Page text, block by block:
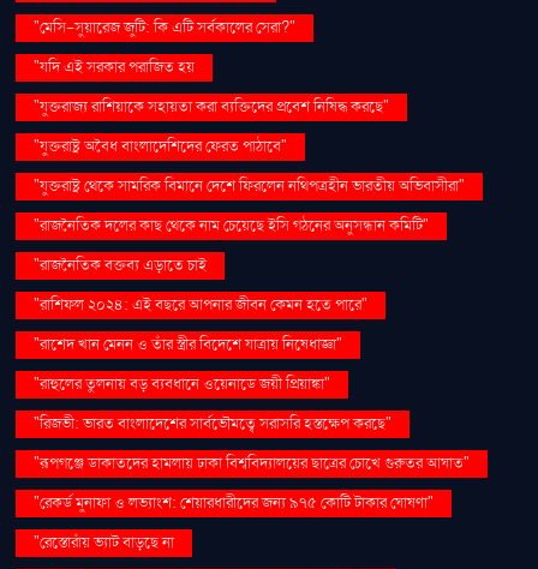
"মেসি-সুয়ারেজ জুটি: কি এটি সর্বকালের সেরা?"
"যদি এই সরকার পরাজিত হয়
"যুক্তরাজ্য রাশিয়াকে সহায়তা করা ব্যক্তিদের প্রবেশ নিষিদ্ধ করছে"
"যুক্তরাষ্ট্র অবৈধ বাংলাদেশিদের ফেরত পাঠাবে"
"যুক্তরাষ্ট্র থেকে সামরিক বিমানে দেশে ফিরলেন নথিপত্রহীন ভারতীয় অভিবাসীরা"
"রাজনৈতিক দলের কাছ থেকে নাম চেয়েছে ইসি গঠনের অনুসন্ধান কমিটি"
"রাজনৈতিক বক্তব্য এড়াতে চাই
"রাশিফল ২০২৪: এই বছরে আপনার জীবন কেমন হতে পারে"
"রাশেদ খান মেনন ও তাঁর স্ত্রীর বিদেশে যাত্রায় নিষেধাজ্ঞা"
"রাহুলের তুলনায় বড় ব্যবধানে ওয়েনাডে জয়ী প্রিয়াঙ্কা"
"রিজভী: ভারত বাংলাদেশের সার্বভৌমত্বে সরাসরি হস্তক্ষেপ করছে"
"রূপগঞ্জে ডাকাতদের হামলায় ঢাকা বিশ্ববিদ্যালয়ের ছাত্রের চোখে গুরুতর আঘাত"
"রেকর্ড মুনাফা ও লভ্যাংশ: শেয়ারধারীদের জন্য ৯৭৫ কোটি টাকার ঘোষণা"
"রেস্তোরাঁয় ভ্যাট বাড়ছে না